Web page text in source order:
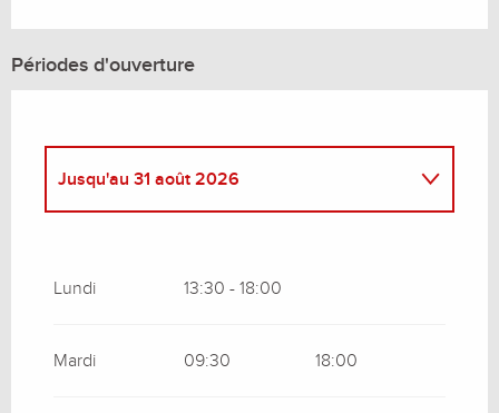
Périodes d'ouverture
Jusqu'au 31 août 2026
Du1 septembre 2026
30 septembre
Lundi 13:30 - 18:00
Mardi 09:30 18:00